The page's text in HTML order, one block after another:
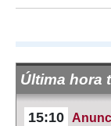
Última hora
15:10